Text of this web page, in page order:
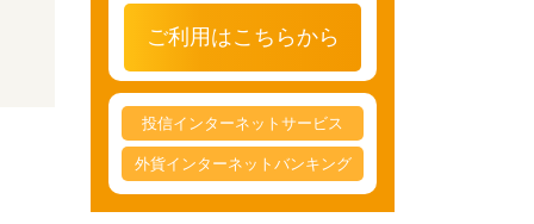
各種届出書ダウンロード
ご利用はこちらから
投信インターネットサービス
外貨インターネットバンキング